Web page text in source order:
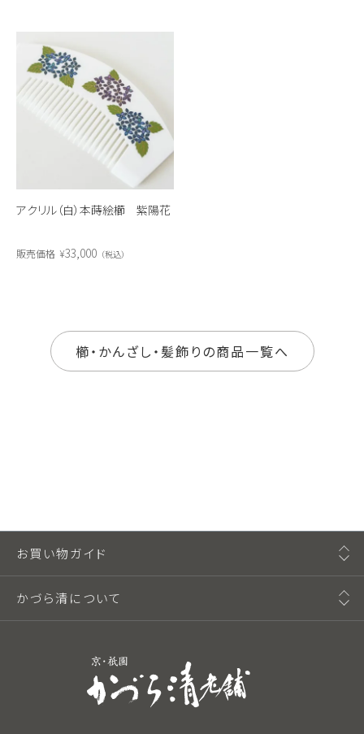
アクリル（白）本蒔絵櫛 紫陽花
販売価格 ¥33,000 税込
櫛・かんざし・髪飾りの商品一覧へ
お買い物ガイド
かづら清について